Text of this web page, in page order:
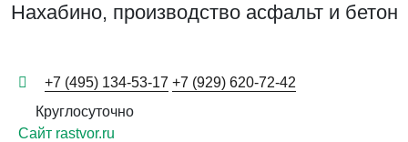
Нахабино, производство асфальт и бетон
+7 (495) 134-53-17 +7 (929) 620-72-42
Круглосуточно
Сайт rastvor.ru